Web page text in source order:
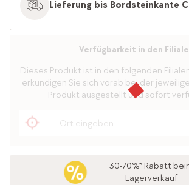
Lieferung bis Bordsteinkante
Verfügbarkeit in den
Dieses Produkt ist in den folgenden
erkundigen Sie sich vorab bei der
Produkt ausgestellt und sofort
30-70%* Rabatt
Lagerverkauf